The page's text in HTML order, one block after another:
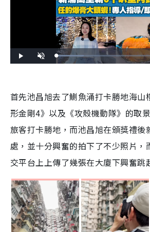
l
n
L
o
2
3
8
2
%
首先池昌旭去了鰂魚涌打卡勝地海山
形金剛4》以及《攻殼機動隊》的取
旅客打卡勝地，而池昌旭在頒獎禮後
處，並十分興奮的拍下了不少照片，
交平台上上傳了幾張在大廈下興奮跳